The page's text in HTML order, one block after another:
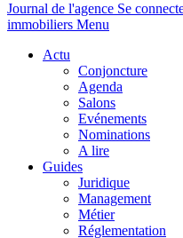
Journal de l'agence Se
immobiliers Menu
Actu
Conjoncture
Agenda
Salons
Evénements
Nominations
A lire
Guides
Juridique
Management
Métier
Réglementation